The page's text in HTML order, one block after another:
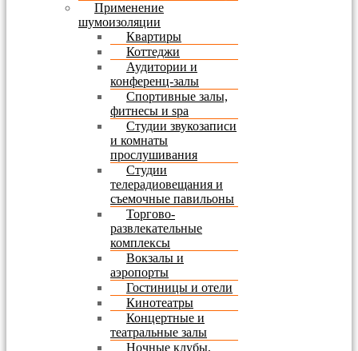
Применение
шумоизоляции
Квартиры
Коттеджи
Аудитории и
конференц-залы
Спортивные залы,
фитнесы и spa
Студии звукозаписи
и комнаты
прослушивания
Студии
телерадиовещания и
съемочные павильоны
Торгово-
развлекательные
комплексы
Вокзалы и
аэропорты
Гостиницы и отели
Кинотеатры
Концертные и
театральные залы
Ночные клубы,